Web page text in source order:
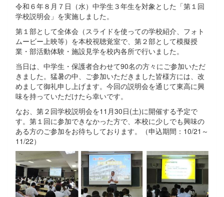
令和６年８月７日（水）中学生３年生を対象とした「第１回
学校説明会」を実施しました。
第１部として全体会（スライドを使っての学校紹介、フォト
ムービー上映等）を本校視聴覚室で、第２部として模擬授
業・部活動体験・施設見学を校内各所で行いました。
当日は、中学生・保護者合わせて90名の方々にご参加いただ
きました。猛暑の中、ご参加いただきました皆様方には、改
めまして御礼申し上げます。今回の説明会を通じて東高に興
味を持っていただけたら幸いです。
なお、第２回学校説明会を11月30日(土)に開催する予定で
す。第１回に参加できなかった方で、本校に少しでも興味の
ある方のご参加をお待ちしております。（申込期間：10/21～
11/22）